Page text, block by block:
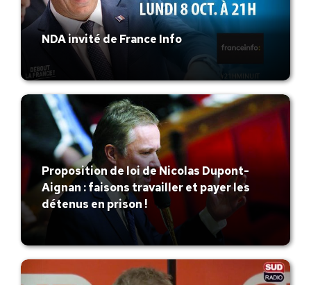
NDA invité de France Info
Proposition de loi de Nicolas Dupont-
Aignan : faisons travailler et payer les
détenus en prison !